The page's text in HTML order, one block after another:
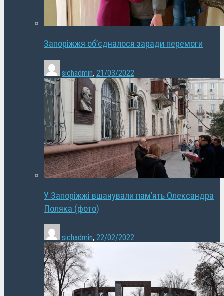
Запоріжжя об’єдналося заради перемоги
sichadmin, 21/03/2022
У Запоріжжі вшанували пам’ять Олександра
Поляка (фото)
sichadmin, 22/02/2022